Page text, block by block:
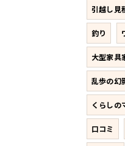
引越し見
釣り
大型家具
乱歩の幻
くらしの
口コミ